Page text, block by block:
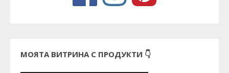
МОЯТА ВИТРИНА С ПРОДУКТИ 👇